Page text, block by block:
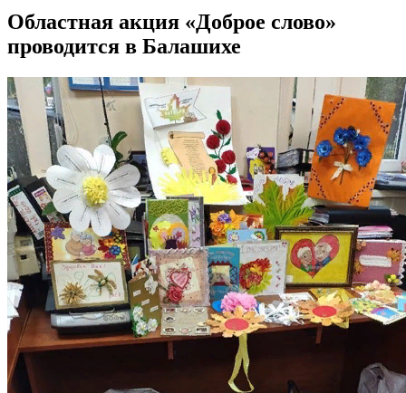
Областная акция «Доброе слово»
проводится в Балашихе